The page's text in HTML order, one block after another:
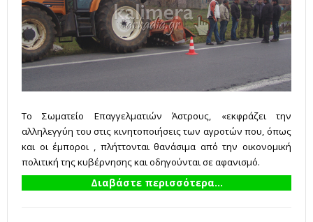
Το Σωματείο Επαγγελματιών Άστρους, «εκφράζει την
αλληλεγγύη του στις κινητοποιήσεις των αγροτών που, όπως
και οι έμποροι , πλήττονται θανάσιμα από την οικονομική
πολιτική της κυβέρνησης και οδηγούνται σε αφανισμό.
Διαβάστε περισσότερα...